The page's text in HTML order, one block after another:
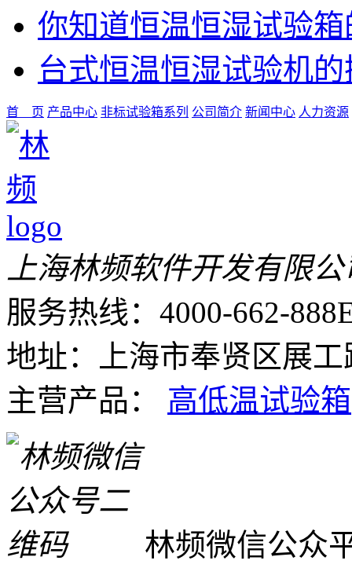
你知道恒温恒湿试验
台式恒温恒湿试验机
首 页 产品中心 非标试验箱系列 公司简介 新闻中心 人力资源
上海林频软件开发有限公
服务热线：4000-662-888
地址：上海市奉贤区展工
主营产品： 高低温试验箱
林频微信公众